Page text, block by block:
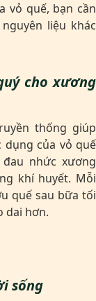
vỏ quế, bạn cần
liệu khác
cho xương
thống giúp
dụng của vỏ quế
nhức xương
khí huyết. Mỗi
quế sau bữa tối
dai hơn.
sống